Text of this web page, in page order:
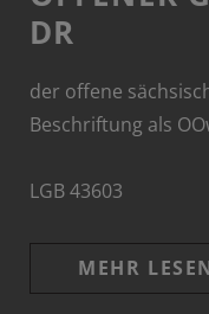
DR
der offene
Beschriftung als
LGB 43603
MEHR